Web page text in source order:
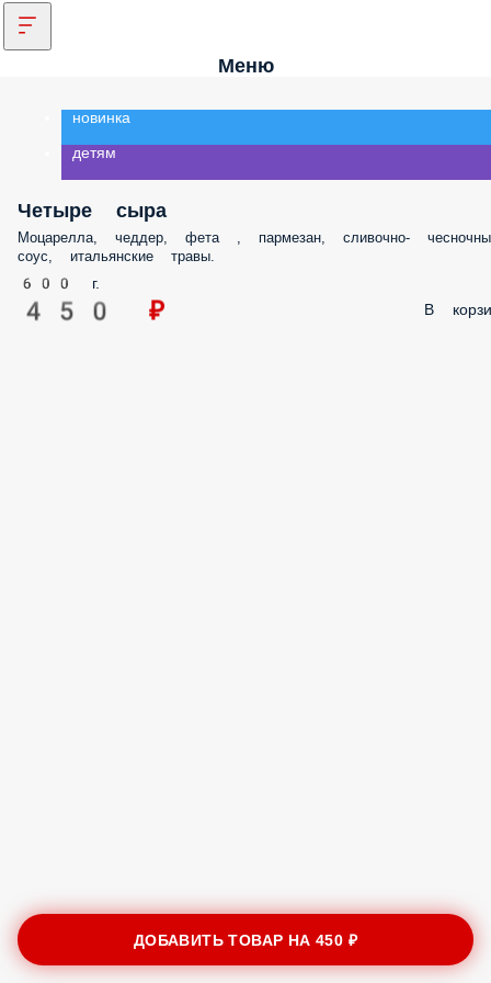
Меню
новинка
детям
Четыре сыра
Моцарелла, чеддер, фета , пармезан, сливочно-
соус, итальянские травы.
600 г.
450 ₽ В
ДОБАВИТЬ ТОВАР НА450 ₽